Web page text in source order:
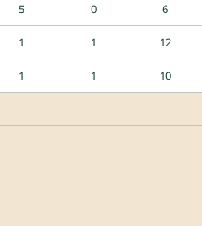
5 0 6
1 1 12
1 1 10